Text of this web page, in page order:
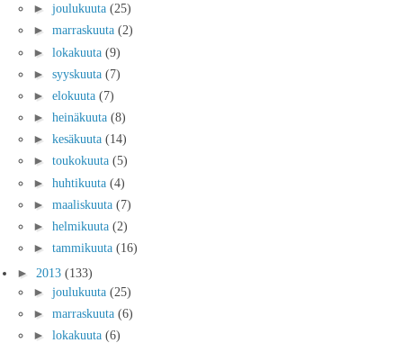
► joulukuuta (25)
► marraskuuta (2)
► lokakuuta (9)
► syyskuuta (7)
► elokuuta (7)
► heinäkuuta (8)
► kesäkuuta (14)
► toukokuuta (5)
► huhtikuuta (4)
► maaliskuuta (7)
► helmikuuta (2)
► tammikuuta (16)
► 2013 (133)
► joulukuuta (25)
► marraskuuta (6)
► lokakuuta (6)